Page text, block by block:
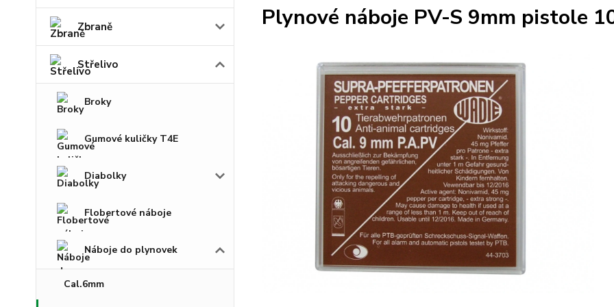
Zbraně
Střelivo
Broky
Gumové kuličky T4E
Diabolky
Flobertové náboje
Náboje do plynovek
Cal.6mm
Plynové náboje PV-S 9mm pistole